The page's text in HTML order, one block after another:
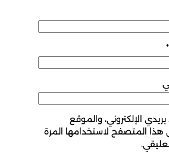
*
الإلكتروني، والموقع
هذا المتصفح لاستخدامها المرة